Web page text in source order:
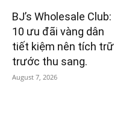
BJ’s Wholesale Club:
10 ưu đãi vàng dân
tiết kiệm nên tích trữ
trước thu sang.
August 7, 2026